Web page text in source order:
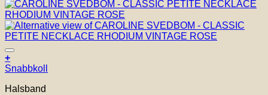
+
Snabbkoll
Halsband